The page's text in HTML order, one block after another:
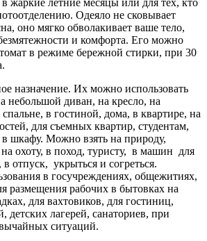
Одеяло не сковывает
оно мягко обволакивает ваше тело,
и комфорта. Его можно
в режиме бережной стирки, при 30
назначение. Их можно использовать
небольшой диван, на кресло, на
спальне, в гостиной, дома, в квартире, на
для съемных квартир, студентам,
в шкафу. Можно взять на природу,
охоту, в поход, туристу, в машин для
отпуск, укрыться и согреться.
в госучреждениях, общежитиях,
размещения рабочих в бытовках на
для вахтовиков, для гостиниц,
детских лагерей, санаториев, при
ситуаций.